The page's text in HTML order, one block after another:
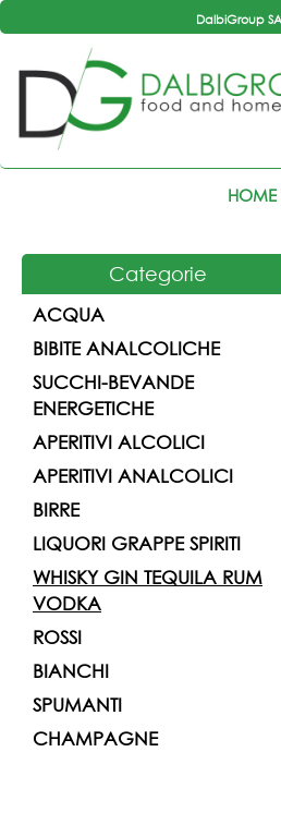
DalbiGroup
HOME
Categorie
ACQUA
BIBITE ANALCOLICHE
SUCCHI-BEVANDE
ENERGETICHE
APERITIVI ALCOLICI
APERITIVI ANALCOLICI
BIRRE
LIQUORI GRAPPE SPIRITI
WHISKY GIN TEQUILA RUM
VODKA
ROSSI
BIANCHI
SPUMANTI
CHAMPAGNE